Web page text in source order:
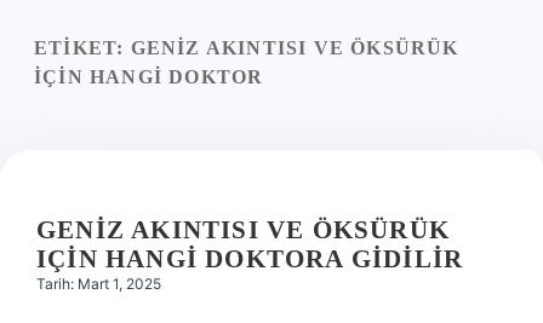
Yasal Uyarı
ETIKET: GENIZ AKINTISI VE ÖKSÜRÜK
IÇIN HANGI DOKTOR
GENIZ AKINTISI VE ÖKSÜRÜK
IÇIN HANGI DOKTORA GIDILIR
Tarih: Mart 1, 2025